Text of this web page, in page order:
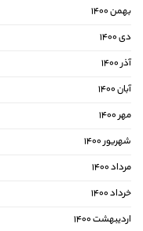
بهمن ۱۴۰۰
دی ۱۴۰۰
آذر ۱۴۰۰
آبان ۱۴۰۰
مهر ۱۴۰۰
شهریور ۱۴۰۰
مرداد ۱۴۰۰
خرداد ۱۴۰۰
اردیبهشت ۱۴۰۰